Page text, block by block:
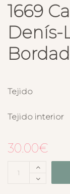
1669
Denís-
Tejido
Tejido interior
30.00€